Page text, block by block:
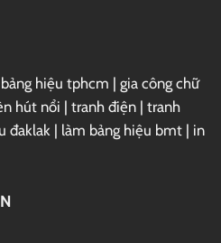
hiệu tphcm | gia công chữ
hút nổi | tranh điện | tranh
đaklak | làm bảng hiệu bmt | in